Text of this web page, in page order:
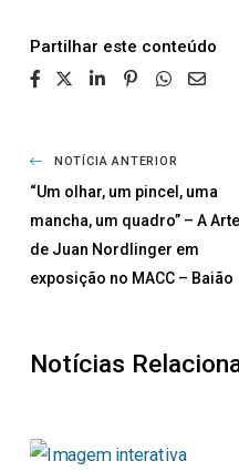
Partilhar
NOTÍCIA ANTERIOR
“Um olhar, um pincel, uma
mancha, um quadro” – A Arte
de Juan Nordlinger em
exposição no MACC – Baião
Notícias